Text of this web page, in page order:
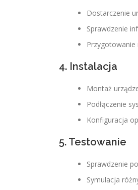
Dostarczenie
Sprawdzenie
4. Instalacja
Montaż
Podłączenie
Konfiguracja
5. Testowanie
Sprawdzenie
Symulacja